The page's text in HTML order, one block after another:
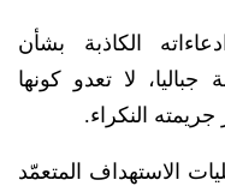
الكاذبة بشأن
جباليا، لا تعدو كونها
النكراء.
الاستهداف المتعمّد